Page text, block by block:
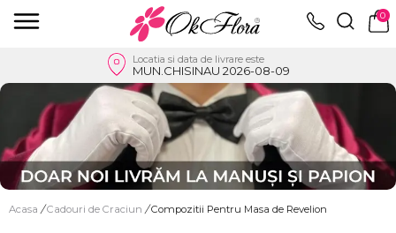
0
Locatia si data de livrare este
MUN.CHISINAU 2026-08-09
Acasa / Cadouri de Craciun / Compozitii Pentru Masa de Revelion